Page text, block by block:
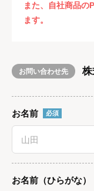
また、自社商品の
ます。
お問い合わせ先
お名前 必須
お名前（ひらがな）